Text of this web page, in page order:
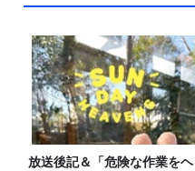
放送後記＆「危険な作業をヘ